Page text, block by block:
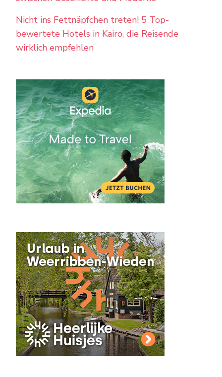
Nicht ins Fettnäpfchen treten! 5 Top-
bewertete Hotels in Kairo, die Reisende
wirklich empfehlen